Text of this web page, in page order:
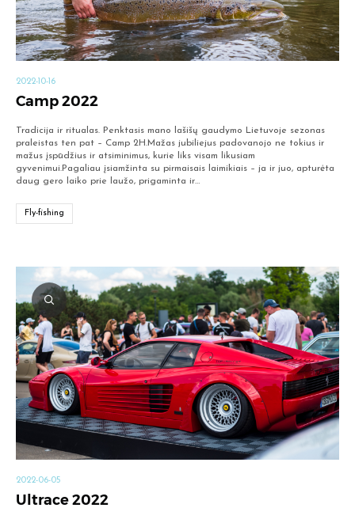
2022-10-16
Camp 2022
Tradicija ir ritualas. Penktasis mano lašišų gaudymo Lietuvoje sezonas
praleistas ten pat – Camp 2H.Mažas jubiliejus padovanojo ne tokius ir
mažus įspūdžius ir atsiminimus, kurie liks visam likusiam
gyvenimui.Pagaliau įsiamžinta su pirmaisais laimikiais – ja ir juo, apturėta
daug gero laiko prie laužo, prigaminta ir…
Fly-fishing
2022-06-05
Ultrace 2022